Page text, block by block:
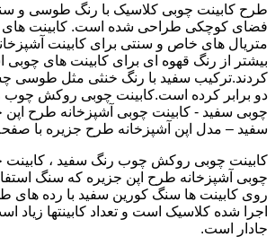
طرح کابینت چوبی کلاسیک با رنگ طوسی و
فضای کوچکی طراحی شده است. کابینت های
متریال های خاص و سنتی برای کابینت
بیشتر از رنگ قهوه ای برای کابینت های چوبی
کردند.ترکیب سفید با رنگ خنثی مثل طوسی
دو برابر کرده است.کابینت چوبی روکش چوب
چوبی سفید - کابینت چوبی آشپزخانه طرح اپن
سفید – مدل اپن آشپزخانه طرح جزیره با
کابینت چوبی روکش چوب رنگ سفید ، کابینت
چوبی آشپزخانه طرح اپن جزیره که سنگ
روی کابینت ها سنگ کورین سفید با رده
اجرا شده کلاسیک است و تعداد کابینتها زیاد
جادار است.